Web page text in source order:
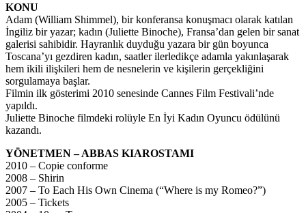
KONU
Adam (William Shimmel), bir konferansa konuşmacı olarak katılan
İngiliz bir yazar; kadın (Juliette Binoche), Fransa’dan gelen bir sanat
galerisi sahibidir. Hayranlık duyduğu yazara bir gün boyunca
Toscana’yı gezdiren kadın, saatler ilerledikçe adamla yakınlaşarak
hem ikili ilişkileri hem de nesnelerin ve kişilerin gerçekliğini
sorgulamaya başlar.
Filmin ilk gösterimi 2010 senesinde Cannes Film Festivali’nde
yapıldı.
Juliette Binoche filmdeki rolüyle En İyi Kadın Oyuncu ödülünü
kazandı.
YÖNETMEN – ABBAS KIAROSTAMI
2010 – Copie conforme
2008 – Shirin
2007 – To Each His Own Cinema (“Where is my Romeo?”)
2005 – Tickets